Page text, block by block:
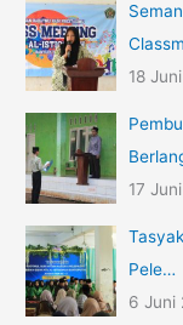
18
17
Pele…
6 Juni